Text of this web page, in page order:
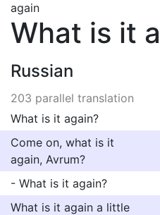
again
What is it
Russian
203 parallel translation
What is it again?
Come on, what is it
again, Avrum?
- What is it again?
What is it again a little